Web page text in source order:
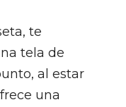
te
tela de
al estar
una